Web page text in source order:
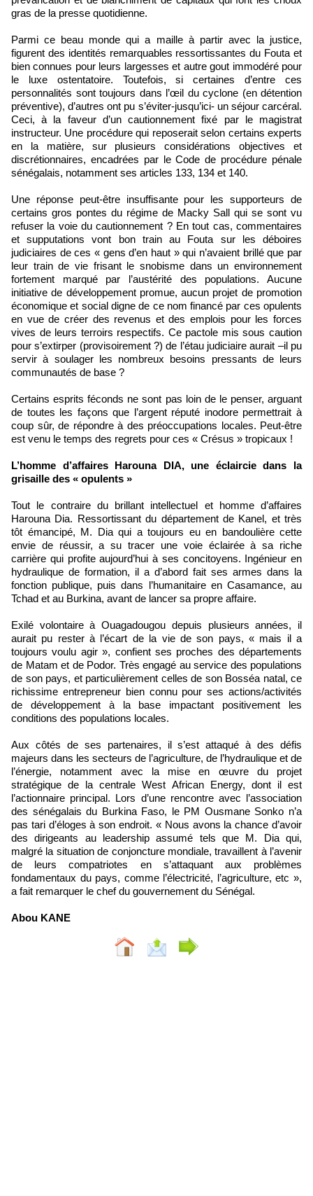
gras de la presse quotidienne.
Parmi ce beau monde qui a maille à partir avec la justice,
figurent des identités remarquables ressortissantes du Fouta et
bien connues pour leurs largesses et autre gout immodéré pour
le luxe ostentatoire. Toutefois, si certaines d’entre ces
personnalités sont toujours dans l’œil du cyclone (en détention
préventive), d’autres ont pu s’éviter-jusqu’ici- un séjour carcéral.
Ceci, à la faveur d’un cautionnement fixé par le magistrat
instructeur. Une procédure qui reposerait selon certains experts
en la matière, sur plusieurs considérations objectives et
discrétionnaires, encadrées par le Code de procédure pénale
sénégalais, notamment ses articles 133, 134 et 140.
Une réponse peut-être insuffisante pour les supporteurs de
certains gros pontes du régime de Macky Sall qui se sont vu
refuser la voie du cautionnement ? En tout cas, commentaires
et supputations vont bon train au Fouta sur les déboires
judiciaires de ces « gens d’en haut » qui n’avaient brillé que par
leur train de vie frisant le snobisme dans un environnement
fortement marqué par l’austérité des populations. Aucune
initiative de développement promue, aucun projet de promotion
économique et social digne de ce nom financé par ces opulents
en vue de créer des revenus et des emplois pour les forces
vives de leurs terroirs respectifs. Ce pactole mis sous caution
pour s’extirper (provisoirement ?) de l’étau judiciaire aurait –il pu
servir à soulager les nombreux besoins pressants de leurs
communautés de base ?
Certains esprits féconds ne sont pas loin de le penser, arguant
de toutes les façons que l’argent réputé inodore permettrait à
coup sûr, de répondre à des préoccupations locales. Peut-être
est venu le temps des regrets pour ces « Crésus » tropicaux !
L’homme d’affaires Harouna DIA, une éclaircie dans la
grisaille des « opulents »
Tout le contraire du brillant intellectuel et homme d’affaires
Harouna Dia. Ressortissant du département de Kanel, et très
tôt émancipé, M. Dia qui a toujours eu en bandoulière cette
envie de réussir, a su tracer une voie éclairée à sa riche
carrière qui profite aujourd’hui à ses concitoyens. Ingénieur en
hydraulique de formation, il a d’abord fait ses armes dans la
fonction publique, puis dans l’humanitaire en Casamance, au
Tchad et au Burkina, avant de lancer sa propre affaire.
Exilé volontaire à Ouagadougou depuis plusieurs années, il
aurait pu rester à l’écart de la vie de son pays, « mais il a
toujours voulu agir », confient ses proches des départements
de Matam et de Podor. Très engagé au service des populations
de son pays, et particulièrement celles de son Bosséa natal, ce
richissime entrepreneur bien connu pour ses actions/activités
de développement à la base impactant positivement les
conditions des populations locales.
Aux côtés de ses partenaires, il s’est attaqué à des défis
majeurs dans les secteurs de l’agriculture, de l’hydraulique et de
l’énergie, notamment avec la mise en œuvre du projet
stratégique de la centrale West African Energy, dont il est
l’actionnaire principal. Lors d’une rencontre avec l’association
des sénégalais du Burkina Faso, le PM Ousmane Sonko n’a
pas tari d’éloges à son endroit. « Nous avons la chance d’avoir
des dirigeants au leadership assumé tels que M. Dia qui,
malgré la situation de conjoncture mondiale, travaillent à l’avenir
de leurs compatriotes en s’attaquant aux problèmes
fondamentaux du pays, comme l’électricité, l’agriculture, etc »,
a fait remarquer le chef du gouvernement du Sénégal.
Abou KANE